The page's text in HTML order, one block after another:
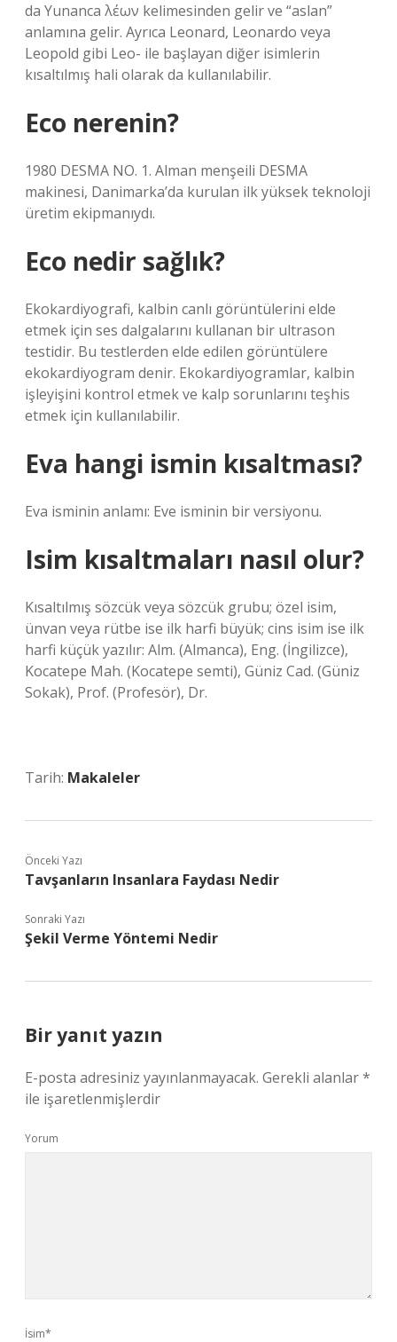
da Yunanca λέων kelimesinden gelir ve “aslan”
anlamına gelir. Ayrıca Leonard, Leonardo veya
Leopold gibi Leo- ile başlayan diğer isimlerin
kısaltılmış hali olarak da kullanılabilir.
Eco nerenin?
1980 DESMA NO. 1. Alman menşeili DESMA
makinesi, Danimarka’da kurulan ilk yüksek teknoloji
üretim ekipmanıydı.
Eco nedir sağlık?
Ekokardiyografi, kalbin canlı görüntülerini elde
etmek için ses dalgalarını kullanan bir ultrason
testidir. Bu testlerden elde edilen görüntülere
ekokardiyogram denir. Ekokardiyogramlar, kalbin
işleyişini kontrol etmek ve kalp sorunlarını teşhis
etmek için kullanılabilir.
Eva hangi ismin kısaltması?
Eva isminin anlamı: Eve isminin bir versiyonu.
Isim kısaltmaları nasıl olur?
Kısaltılmış sözcük veya sözcük grubu; özel isim,
ünvan veya rütbe ise ilk harfi büyük; cins isim ise ilk
harfi küçük yazılır: Alm. (Almanca), Eng. (İngilizce),
Kocatepe Mah. (Kocatepe semti), Güniz Cad. (Güniz
Sokak), Prof. (Profesör), Dr.
Tarih: Makaleler
Önceki Yazı
Tavşanların Insanlara Faydası Nedir
Sonraki Yazı
Şekil Verme Yöntemi Nedir
Bir yanıt yazın
E-posta adresiniz yayınlanmayacak. Gerekli alanlar*
ile işaretlenmişlerdir
Yorum
İsim*